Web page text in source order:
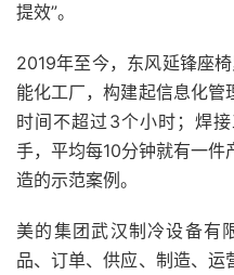
提效”。
2019年至今，东风延锋座
能化工厂，构建起信息化管
时间不超过3个小时；焊
手，平均每10分钟就有一
造的示范案例。
美的集团武汉制冷设备有
品、订单、供应、制造、